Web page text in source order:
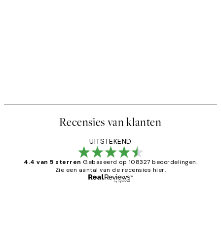
Recensies van klanten
UITSTEKEND
4.4 van 5 sterren Gebaseerd op 108327 beoordelingen.
Zie een aantal van de recensies hier.